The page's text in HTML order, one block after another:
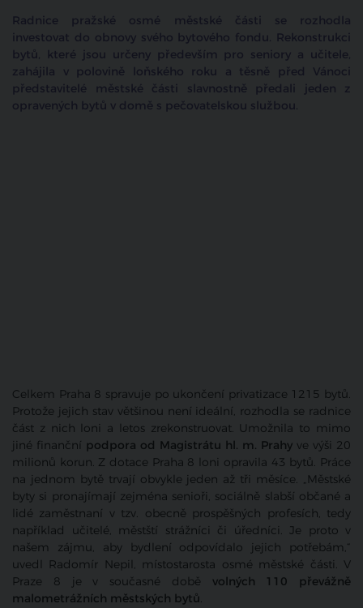
Radnice pražské osmé městské části se rozhodla
investovat do obnovy svého bytového fondu. Rekonstrukci
bytů, které jsou určeny především pro seniory a učitele,
zahájila v polovině loňského roku a těsně před Vánoci
představitelé městské části slavnostně předali jeden z
opravených bytů v domě s pečovatelskou službou.
Celkem Praha 8 spravuje po ukončení privatizace 1215 bytů.
Protože jejich stav většinou není ideální, rozhodla se radnice
část z nich loni a letos zrekonstruovat. Umožnila to mimo
jiné finanční podpora od Magistrátu hl. m. Prahy ve výši 20
milionů korun. Z dotace Praha 8 loni opravila 43 bytů. Práce
na jednom bytě trvají obvykle jeden až tři měsíce. „Městské
byty si pronajímají zejména senioři, sociálně slabší občané a
lidé zaměstnaní v tzv. obecně prospěšných profesích, tedy
například učitelé, městští strážníci či úředníci. Je proto v
našem zájmu, aby bydlení odpovídalo jejich potřebám,“
uvedl Radomír Nepil, místostarosta osmé městské části. V
Praze 8 je v současné době volných 110 převážně
malometrážních městských bytů.